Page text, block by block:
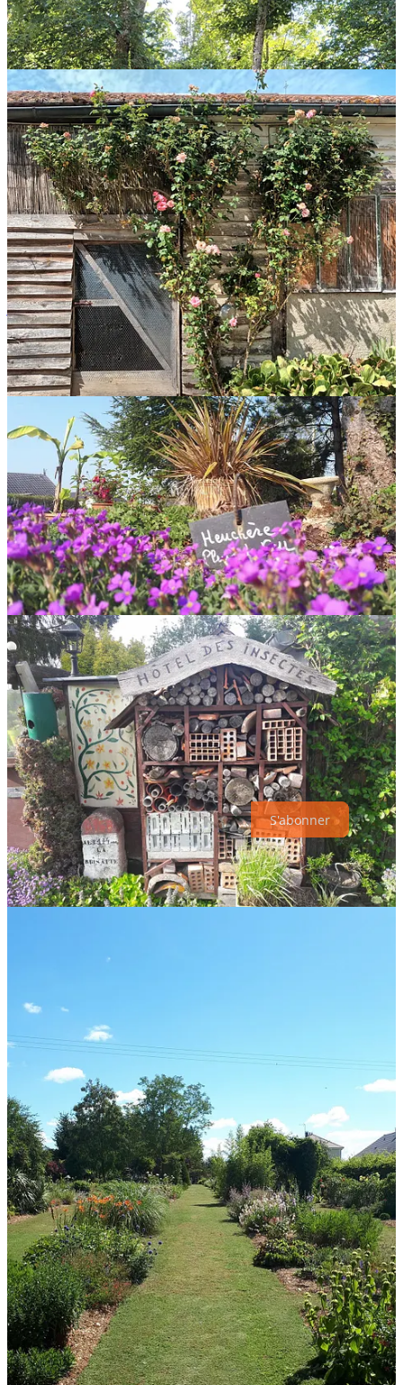
Le petit bonus
Après mon petit périple champenois, je voulais vous présenter le
jardin botanique de la Brisatte.Ce jardin a été créé par mon parrain
(et voisin de mes parents), il y a 25 ans. Vous y trouverez au moins
620 variétés de plantes et un endroit très relaxant au cœur de la
campagne auboise. L’accès y est complètement gratuit. A chaque
fois que je vais chez mes parents, je passe au Botanique.1
Voilà pour cette semaine.
Nous avons repris le chemin de la Normandie dimanche, à reculons,
pour ma part. Aucune envie de reprendre le travail, d’emmener le
fiston au centre de loisirs.2Mais contente de retrouver notre petit nid
et nos minettes.
Allez, dans 4 semaines, ce sont les vacances !
Je vous souhaite une très bonne semaine.
N’hésitez pas à me laisser des commentaires : J’aime beaucoup vous
lire.
A très vite !
Savon
S'abonner
1
Et dire qu’avant c’était un champs de maïs, puis, un parc à moutons
et ensuite à poneys.
7
1
Partager
Précédent
Suivant
Discussion à propos de ce post
Commentaires Restacks
meilleur Dernier Discussions
Aucun post
Tout à fait prêt. Qu'avez-vous pour moi ?